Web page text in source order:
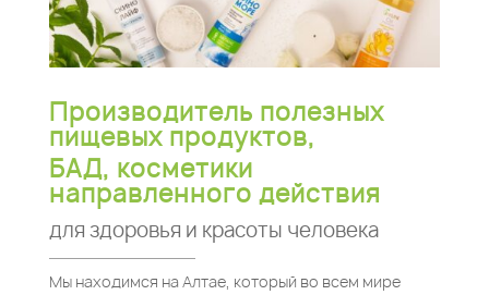
Производитель полезных
пищевых продуктов,
БАД, косметики
направленного действия
для здоровья и красоты человека
Мы находимся на Алтае, который во всем мире